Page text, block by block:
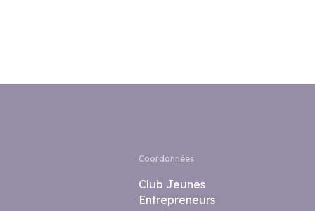
Coordonnées
Club Jeunes
Entrepreneurs